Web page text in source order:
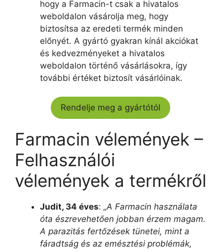
hogy a Farmacin-t csak a hivatalos
weboldalon vásárolja meg, hogy
biztosítsa az eredeti termék minden
előnyét. A gyártó gyakran kínál akciókat
és kedvezményeket a hivatalos
weboldalon történő vásárlásokra, így
további értéket biztosít vásárlóinak.
Rendelje meg a gyártótól
Farmacin vélemények –
Felhasználói
vélemények a termékről
Judit, 34 éves: „A Farmacin használata
óta észrevehetően jobban érzem magam.
A parazitás fertőzések tünetei, mint a
fáradtság és az emésztési problémák,